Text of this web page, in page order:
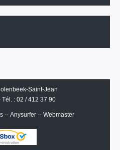
Saint-Jean
Tél. : 02 / 412 37 90
-- Anysurfer -- Webmaster